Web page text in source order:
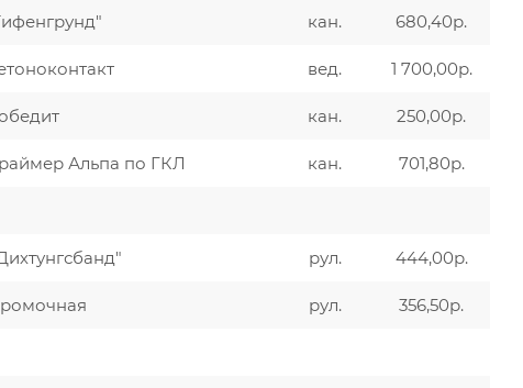
кан. 680,40р.
вед. 1 700,00р.
кан. 250,00р.
Альпа по ГКЛ кан. 701,80р.
рул. 444,00р.
рул. 356,50р.